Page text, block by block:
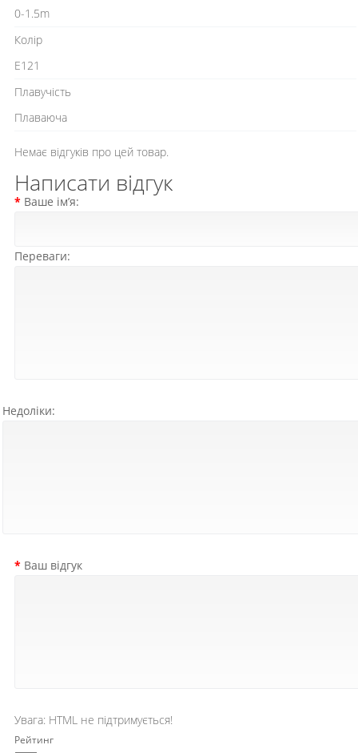
0-1.5m
Колір
E121
Плавучість
Плаваюча
Немає відгуків про цей товар.
Написати відгук
Ваше ім’я:
Переваги:
Недоліки:
Ваш відгук
Увага: HTML не підтримується!
Рейтинг